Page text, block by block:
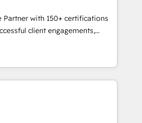
training, unmatched
ongoing support, we equip
new systems with confidence
Partner with 150+ certifications
client engagements,
growth. From onboarding to
our in-house team
that drive long-term
and automation setup •
and data cleanups •